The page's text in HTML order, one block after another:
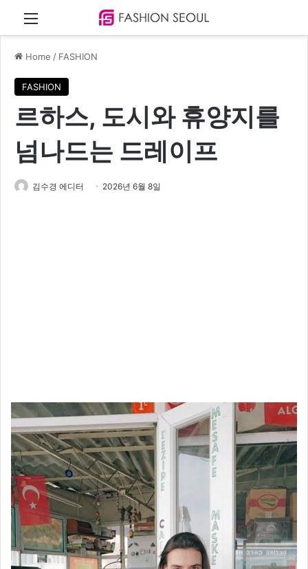
Menu
Home / FASHION
FASHION
르하스, 도시와 휴양지를
넘나드는 드레이프
김수경 에디터 2026년 6월 8일